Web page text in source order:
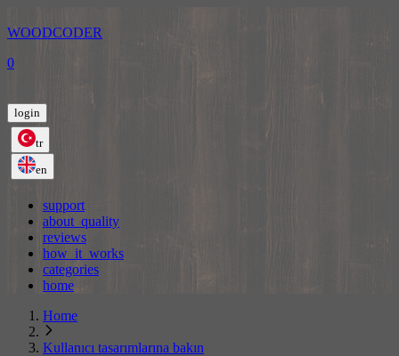
WOODCODER
0
login
tr
en
support
about_quality
reviews
how_it_works
categories
home
Home
Kullanıcı tasarımlarına bakın